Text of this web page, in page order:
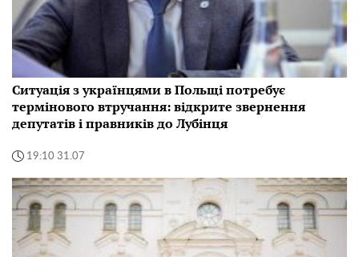
Ситуація з українцями в Польщі потребує
термінового втручання: відкрите звернення
депутатів і правників до Лубінця
19:10 31.07